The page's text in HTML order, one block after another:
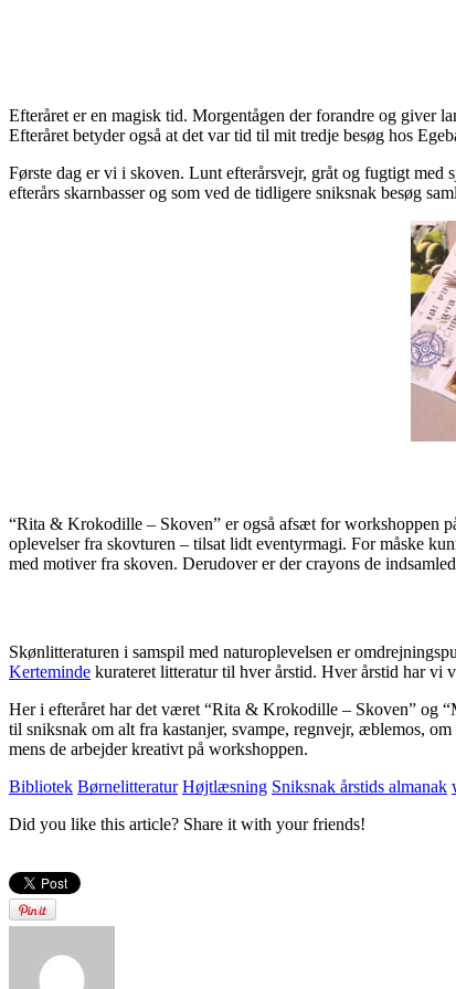
Efteråret er en magisk tid. Morgentågen der forandre og giver
Efteråret betyder også at det var tid til mit tredje besøg hos
Første dag er vi i skoven. Lunt efterårsvejr, gråt og fugtigt
efterårs skarnbasser og som ved de tidligere sniksnak besøg
“Rita & Krokodille – Skoven” er også afsæt for workshoppen
oplevelser fra skovturen – tilsat lidt eventyrmagi. For måske
med motiver fra skoven. Derudover er der crayons de
Skønlitteraturen i samspil med naturoplevelsen er
Kerteminde kurateret litteratur til hver årstid. Hver årstid har vi
Her i efteråret har det været “Rita & Krokodille – Skoven” og
til sniksnak om alt fra kastanjer, svampe, regnvejr, æblemos,
mens de arbejder kreativt på workshoppen.
Bibliotek Børnelitteratur Højtlæsning Sniksnak årstids almanak
Did you like this article? Share it with your friends!